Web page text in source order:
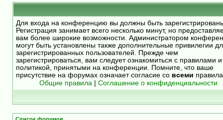
Для входа на конференцию вы должны быть
Регистрация занимает всего несколько минут, но
вам более широкие возможности. Администратором
могут быть установлены также дополнительные привилегии
зарегистрированных пользователей. Прежде чем
зарегистрироваться, вам следует ознакомиться с правилами и
политикой, принятыми на конференции. Помните, что ваше
присутствие на форумах означает согласие со всеми
Общие правила
Соглашение о конфиденциальности